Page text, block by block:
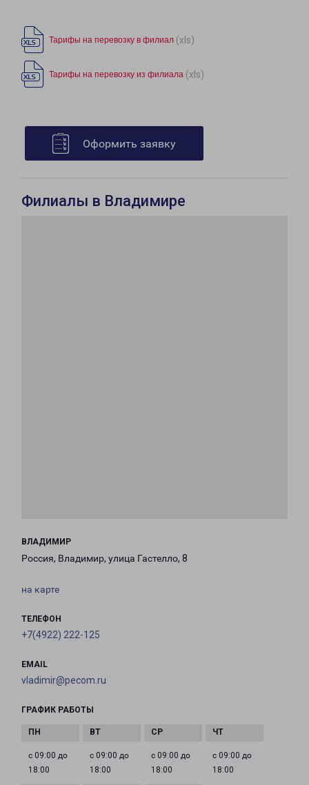
Тарифы на перевозку в филиал (xls)
Тарифы на перевозку из филиала (xls)
Оформить заявку
Филиалы в Владимире
ВЛАДИМИР
Россия, Владимир, улица Гастелло, 8
на карте
ТЕЛЕФОН
+7(4922) 222-125
EMAIL
vladimir@pecom.ru
ГРАФИК РАБОТЫ
с 09:00 до
18:00
с 09:00 до
18:00
с 09:00 до
18:00
с 09:00 до
18:00